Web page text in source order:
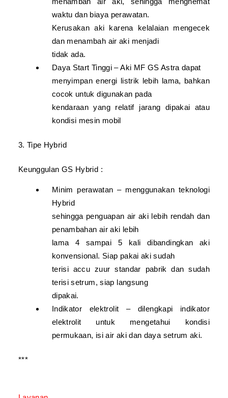
waktu dan biaya perawatan.
Kerusakan aki karena kelalaian mengecek
dan menambah air aki menjadi
tidak ada.
Daya Start Tinggi – Aki MF GS Astra dapat
menyimpan energi listrik lebih lama, bahkan
cocok untuk digunakan pada
kendaraan yang relatif jarang dipakai atau
kondisi mesin mobil
3. Tipe Hybrid
Keunggulan GS Hybrid :
Minim perawatan – menggunakan teknologi
Hybrid
sehingga penguapan air aki lebih rendah dan
penambahan air aki lebih
lama 4 sampai 5 kali dibandingkan aki
konvensional. Siap pakai aki sudah
terisi accu zuur standar pabrik dan sudah
terisi setrum, siap langsung
dipakai.
Indikator elektrolit – dilengkapi indikator
elektrolit untuk mengetahui kondisi
permukaan, isi air aki dan daya setrum aki.
***